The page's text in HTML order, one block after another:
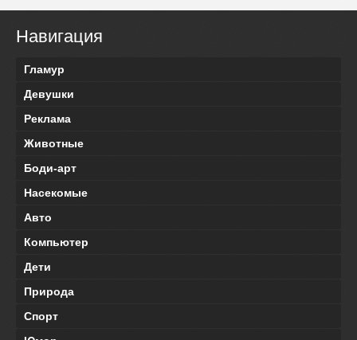
Навигация
Гламур
Девушки
Реклама
Животные
Боди-арт
Насекомые
Авто
Компьютер
Дети
Природа
Спорт